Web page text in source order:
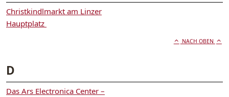
Christkindlmarkt am Linzer
Hauptplatz
NACH OBEN
D
Das Ars Electronica Center –